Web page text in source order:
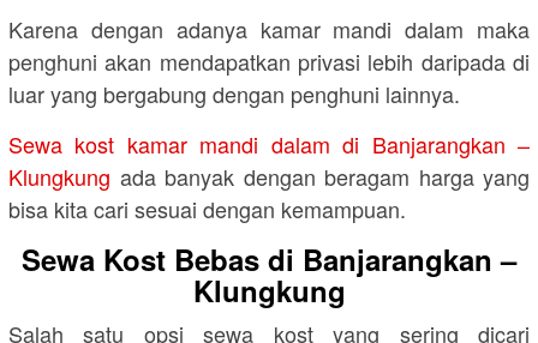
Karena dengan adanya kamar mandi dalam maka
penghuni akan mendapatkan privasi lebih daripada di
luar yang bergabung dengan penghuni lainnya.
Sewa kost kamar mandi dalam di Banjarangkan –
Klungkung ada banyak dengan beragam harga yang
bisa kita cari sesuai dengan kemampuan.
Sewa Kost Bebas di Banjarangkan –
Klungkung
Salah satu opsi sewa kost yang sering dicari